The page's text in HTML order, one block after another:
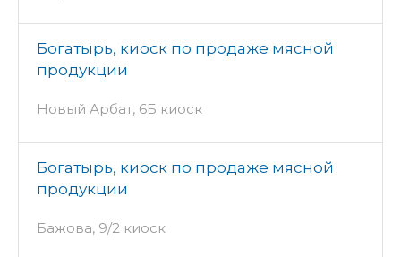
Богатырь, киоск по продаже мясной
продукции
Новый Арбат, 6Б киоск
Богатырь, киоск по продаже мясной
продукции
Бажова, 9/2 киоск